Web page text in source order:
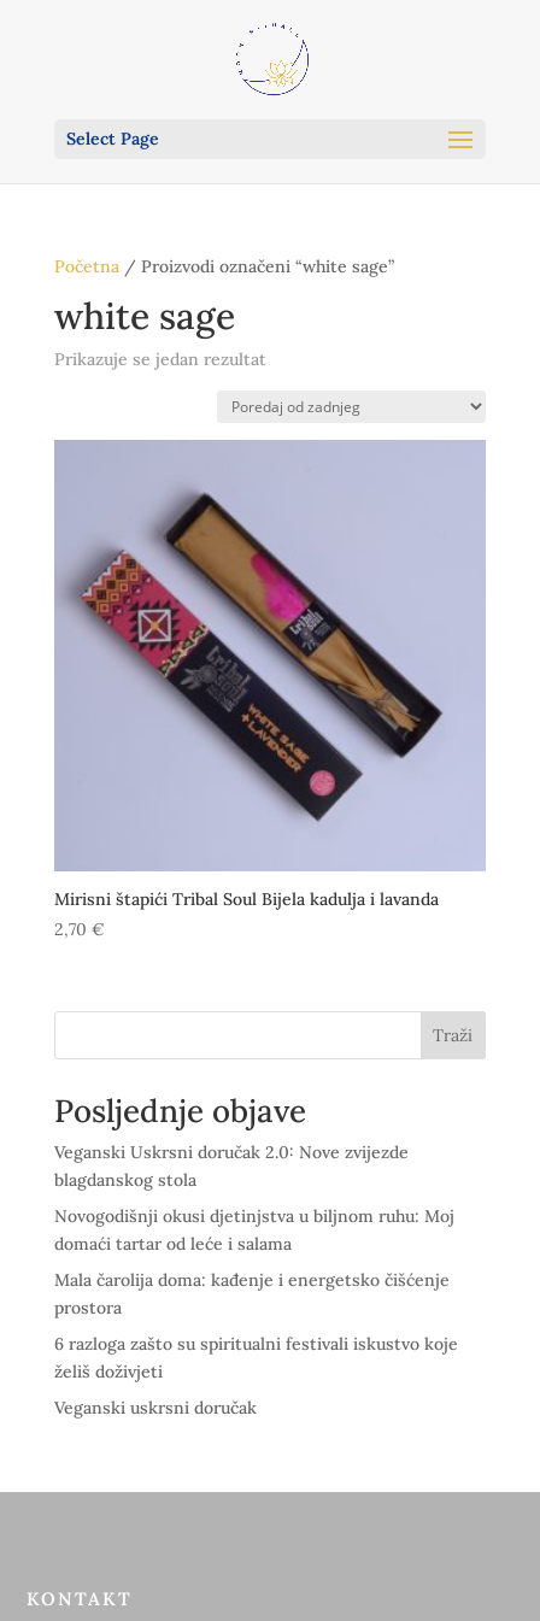
Select Page
Početna/ Proizvodi označeni “white sage”
white sage
Prikazuje se jedan rezultat
Mirisni štapići Tribal Soul Bijela kadulja i lavanda
2,70 €
Traži
Posljednje objave
Veganski Uskrsni doručak 2.0: Nove zvijezde
blagdanskog stola
Novogodišnji okusi djetinjstva u biljnom ruhu: Moj
domaći tartar od leće i salama
Mala čarolija doma: kađenje i energetsko čišćenje
prostora
6 razloga zašto su spiritualni festivali iskustvo koje
želiš doživjeti
Veganski uskrsni doručak
KONTAKT